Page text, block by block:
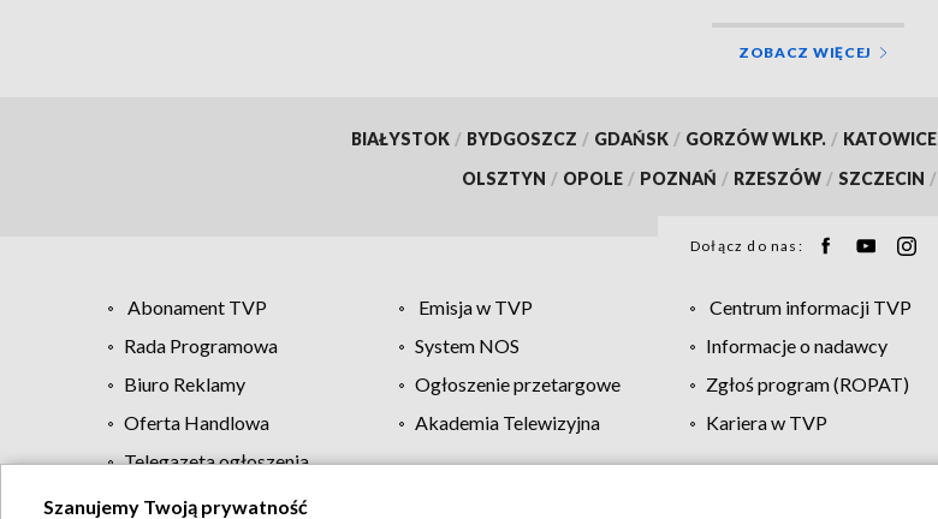
ZOBACZ WIĘCEJ
BIAŁYSTOK / BYDGOSZCZ / GDAŃSK / GORZÓW WLKP. / KATOWICE
OLSZTYN / OPOLE / POZNAŃ / RZESZÓW / SZCZECIN /
Dołącz do nas:
Abonament TVP Emisja w TVP Centrum informacji TVP
Rada Programowa
System NOS Informacje o nadawcy
Biuro Reklamy
Ogłoszenie przetargowe Zgłoś program (ROPAT)
Oferta Handlowa
Akademia Telewizyjna Kariera w TVP
Telegazeta ogłoszenia
Szanujemy Twoją prywatność